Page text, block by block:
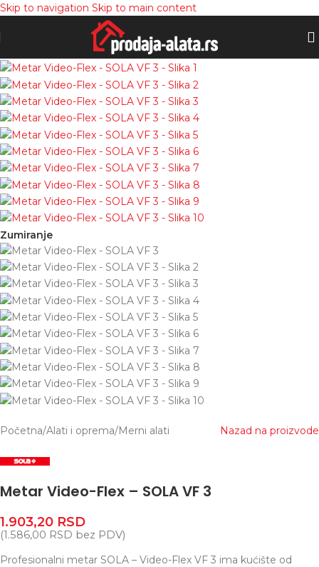
Skip to navigation Skip to main content
Zumiranje
Početna/Alati i oprema/Merni alati Nazad na proizvode
Metar Video-Flex – SOLA VF 3
1.903,20 RSD
(1.586,00 RSD bez PDV)
Profesionalni metar SOLA – Video-Flex VF 3 ima kućište od